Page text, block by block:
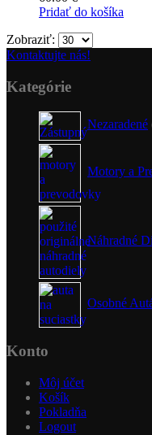
Pridať do košíka
Zobraziť:
Kontaktujte nás!
Kategórie
Nezaradené
Motory a
Náhradné
Osobné
Konto
Môj účet
Košík
Pokladňa
Logout